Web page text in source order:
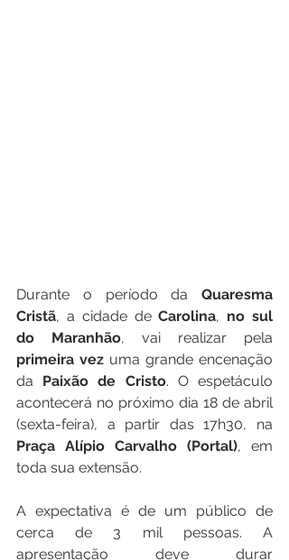
Durante o período da Quaresma
Cristã, a cidade de Carolina, no sul
do
Maranhão
primeira vez uma grande encenação
da Paixão de Cristo. O espetáculo
acontecerá no próximo dia 18 de abril
Praça Alípio Carvalho (Portal), em
toda sua extensão.
A expectativa é de um público de
cerca de 3 mil pessoas. A
apresentação deve durar